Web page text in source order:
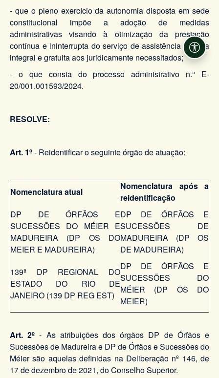
- que o pleno exercício da autonomia disposta em sede
constitucional impõe a adoção de medidas
administrativas visando à otimização da prestação
contínua e ininterrupta do serviço de assistência jurídica
integral e gratuita aos juridicamente necessitados;
- o que consta do processo administrativo n.° E-
20/001.001593/2024.
RESOLVE:
Art. 1º- Reidentificar o seguinte órgão de atuação:
Nomenclatura atual
Nomenclatura após a
reidentificação
DP DE ÓRFÃOS E
SUCESSÕES DO MÉIER E
MADUREIRA (DP OS DO
MEIER E MADUREIRA)
DP DE ÓRFÃOS E
SUCESSÕES DE
MADUREIRA (DP OS
DE MADUREIRA)
139ª DP REGIONAL DO
ESTADO DO RIO DE
JANEIRO (139 DP REG EST)
DP DE ÓRFÃOS E
SUCESSÕES DO
MÉIER (DP OS DO
MEIER)
Art. 2º - As atribuições dos órgãos DP de Órfãos e
Sucessões de Madureira e DP de Órfãos e Sucessões do
Méier são aquelas definidas na Deliberação nº 146, de
17 de dezembro de 2021, do Conselho Superior.